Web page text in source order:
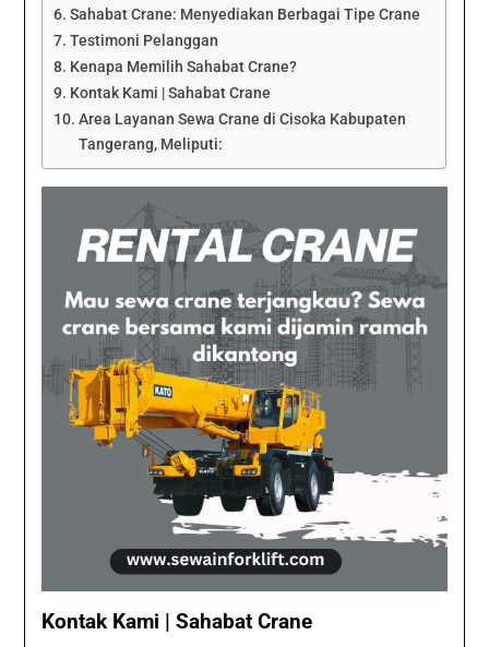
Sahabat Crane: Menyediakan Berbagai Tipe Crane
Testimoni Pelanggan
Kenapa Memilih Sahabat Crane?
Kontak Kami | Sahabat Crane
Area Layanan Sewa Crane di Cisoka Kabupaten
Tangerang, Meliputi:
Kontak Kami | Sahabat Crane